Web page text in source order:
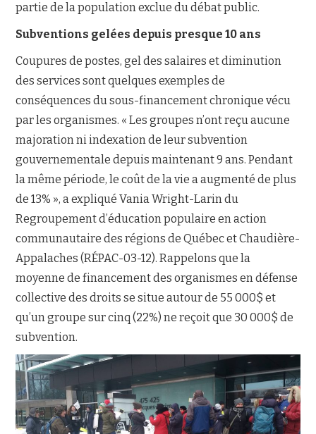
partie de la population exclue du débat public.
Subventions gelées depuis presque 10 ans
Coupures de postes, gel des salaires et diminution
des services sont quelques exemples de
conséquences du sous-financement chronique vécu
par les organismes. « Les groupes n’ont reçu aucune
majoration ni indexation de leur subvention
gouvernementale depuis maintenant 9 ans. Pendant
la même période, le coût de la vie a augmenté de plus
de 13% », a expliqué Vania Wright-Larin du
Regroupement d’éducation populaire en action
communautaire des régions de Québec et Chaudière-
Appalaches (RÉPAC-03-12). Rappelons que la
moyenne de financement des organismes en défense
collective des droits se situe autour de 55 000$ et
qu’un groupe sur cinq (22%) ne reçoit que 30 000$ de
subvention.